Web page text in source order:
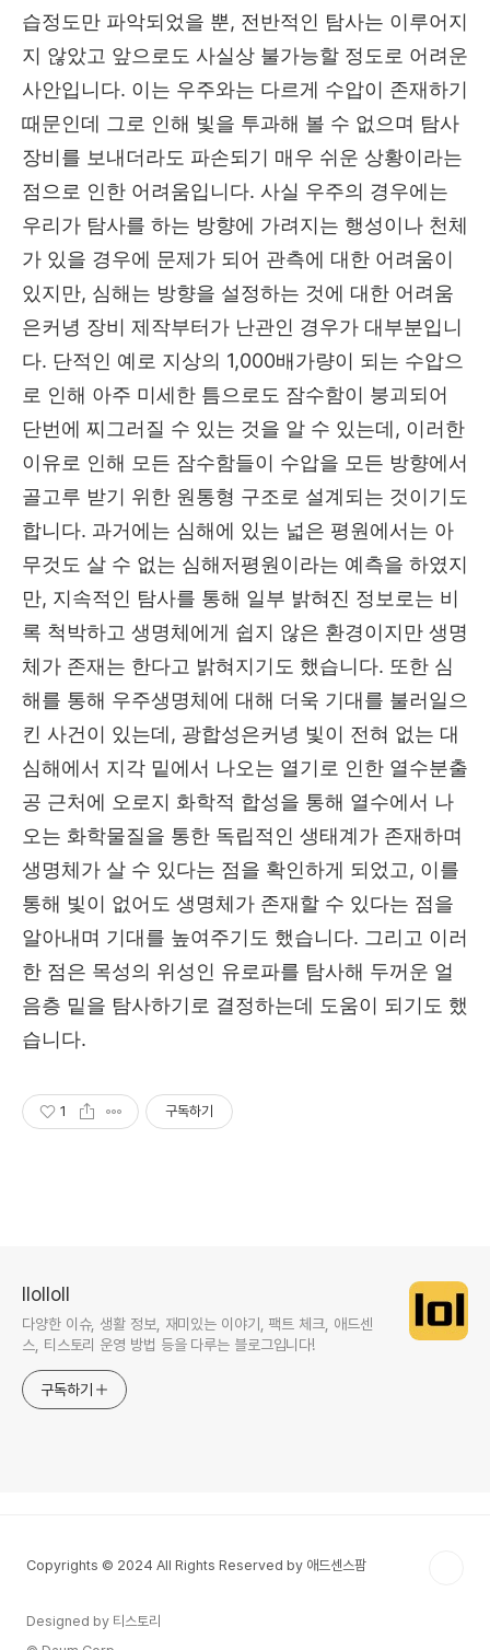
습정도만 파악되었을 뿐, 전반적인 탐사는 이루어지
지 않았고 앞으로도 사실상 불가능할 정도로 어려운
사안입니다. 이는 우주와는 다르게 수압이 존재하기
때문인데 그로 인해 빛을 투과해 볼 수 없으며 탐사
장비를 보내더라도 파손되기 매우 쉬운 상황이라는
점으로 인한 어려움입니다. 사실 우주의 경우에는
우리가 탐사를 하는 방향에 가려지는 행성이나 천체
가 있을 경우에 문제가 되어 관측에 대한 어려움이
있지만, 심해는 방향을 설정하는 것에 대한 어려움
은커녕 장비 제작부터가 난관인 경우가 대부분입니
다. 단적인 예로 지상의 1,000배가량이 되는 수압으
로 인해 아주 미세한 틈으로도 잠수함이 붕괴되어
단번에 찌그러질 수 있는 것을 알 수 있는데, 이러한
이유로 인해 모든 잠수함들이 수압을 모든 방향에서
골고루 받기 위한 원통형 구조로 설계되는 것이기도
합니다. 과거에는 심해에 있는 넓은 평원에서는 아
무것도 살 수 없는 심해저평원이라는 예측을 하였지
만, 지속적인 탐사를 통해 일부 밝혀진 정보로는 비
록 척박하고 생명체에게 쉽지 않은 환경이지만 생명
체가 존재는 한다고 밝혀지기도 했습니다. 또한 심
해를 통해 우주생명체에 대해 더욱 기대를 불러일으
킨 사건이 있는데, 광합성은커녕 빛이 전혀 없는 대
심해에서 지각 밑에서 나오는 열기로 인한 열수분출
공 근처에 오로지 화학적 합성을 통해 열수에서 나
오는 화학물질을 통한 독립적인 생태계가 존재하며
생명체가 살 수 있다는 점을 확인하게 되었고, 이를
통해 빛이 없어도 생명체가 존재할 수 있다는 점을
알아내며 기대를 높여주기도 했습니다. 그리고 이러
한 점은 목성의 위성인 유로파를 탐사해 두꺼운 얼
음층 밑을 탐사하기로 결정하는데 도움이 되기도 했
습니다.
1 구독하기
llolloll
다양한 이슈, 생활 정보, 재미있는 이야기, 팩트 체크, 애드센
스, 티스토리 운영 방법 등을 다루는 블로그입니다!
구독하기
Copyrights © 2024 All Rights Reserved by 애드센스팜
Designed by 티스토리